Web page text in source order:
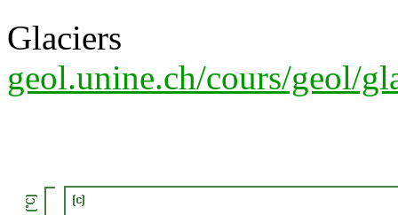
geol.unine.ch/cours/geol/